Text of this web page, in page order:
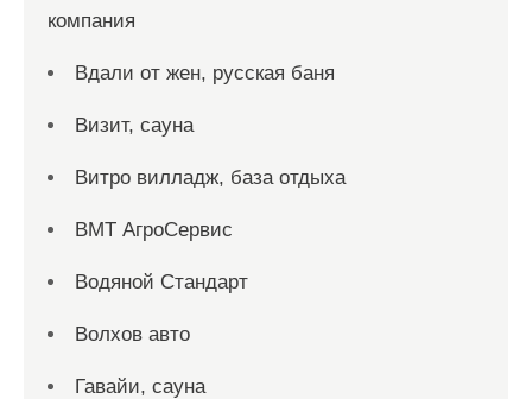
компания
Вдали от жен, русская баня
Визит, сауна
Витро вилладж, база отдыха
ВМТ АгроСервис
Водяной Стандарт
Волхов авто
Гавайи, сауна